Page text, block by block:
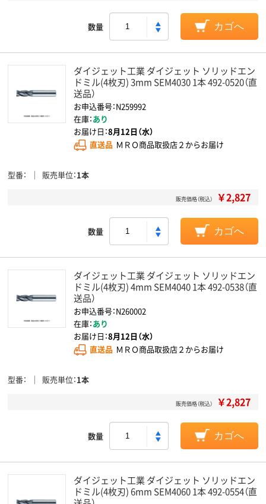
数量 カゴへ
ダイジェット工業 ダイジェット ソリッドエン
ドミル(4枚刃) 3mm SEM4030 1本 492-0520（直
送品）
お申込番号：N259992
在庫：あり
お届け日：8月12日（水）
直送品 ＭＲＯ商品取扱店２からお届け
型番 販売単位 1本
販売価格（税込） ￥2,827
数量 カゴへ
ダイジェット工業 ダイジェット ソリッドエン
ドミル(4枚刃) 4mm SEM4040 1本 492-0538（直
送品）
お申込番号：N260002
在庫：あり
お届け日：8月12日（水）
直送品 ＭＲＯ商品取扱店２からお届け
型番 販売単位 1本
販売価格（税込） ￥2,827
数量 カゴへ
ダイジェット工業 ダイジェット ソリッドエン
ドミル(4枚刃) 6mm SEM4060 1本 492-0554（直